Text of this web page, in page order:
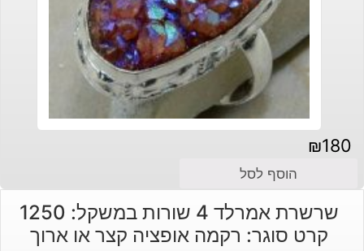
₪180
הוסף לסל
שרשרת אמרלד 4 שורות במשקל: 1250
קרט סוגר: רקמה אופציה קצר או ארוך